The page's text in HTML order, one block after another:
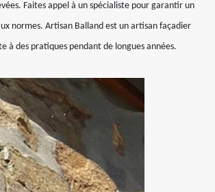
Faites appel à un spécialiste pour garantir un
normes. Artisan Balland est un artisan façadier
à des pratiques pendant de longues années.